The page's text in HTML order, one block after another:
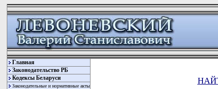
Главная
Законодательство РБ
Кодексы Беларуси
Законодательные и нормативные акты